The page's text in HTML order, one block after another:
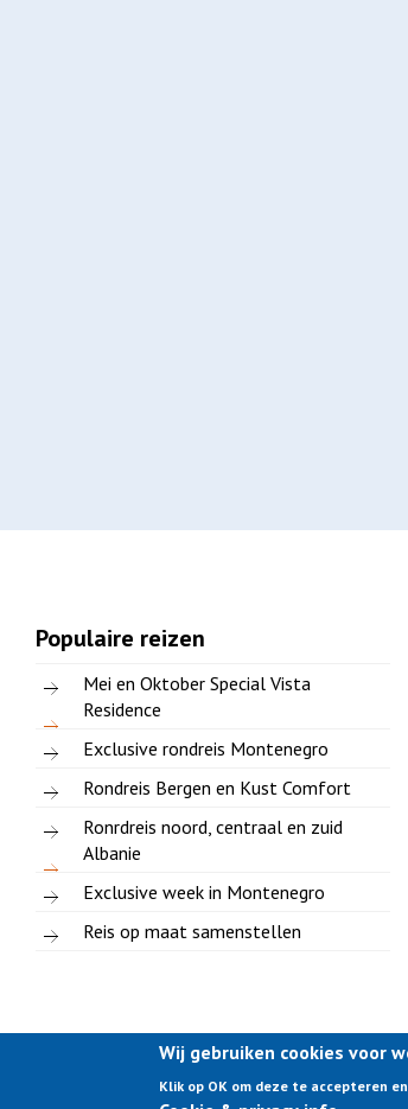
Populaire reizen
Mei en Oktober Special Vista
Residence
Exclusive rondreis Montenegro
Rondreis Bergen en Kust Comfort
Ronrdreis noord, centraal en zuid
Albanie
Exclusive week in Montenegro
Reis op maat samenstellen
Wij gebruiken cookies voor
Klik op OK om deze te accepteren